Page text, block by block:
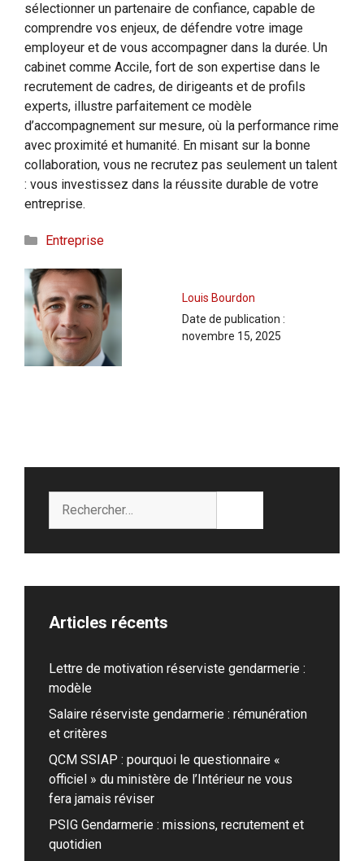
sélectionner un partenaire de confiance, capable de
comprendre vos enjeux, de défendre votre image
employeur et de vous accompagner dans la durée. Un
cabinet comme Accile, fort de son expertise dans le
recrutement de cadres, de dirigeants et de profils
experts, illustre parfaitement ce modèle
d’accompagnement sur mesure, où la performance rime
avec proximité et humanité. En misant sur la bonne
collaboration, vous ne recrutez pas seulement un talent
: vous investissez dans la réussite durable de votre
entreprise.
Catégories
Entreprise
Louis Bourdon
Date de publication :
novembre 15, 2025
Articles récents
Lettre de motivation réserviste gendarmerie :
modèle
Salaire réserviste gendarmerie : rémunération
et critères
QCM SSIAP : pourquoi le questionnaire «
officiel » du ministère de l’Intérieur ne vous
fera jamais réviser
PSIG Gendarmerie : missions, recrutement et
quotidien